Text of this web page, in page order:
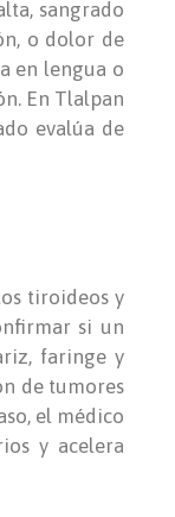
sangrado
o dolor de
en lengua o
En Tlalpan
evalúa de
tiroideos y
si un
faringe y
de tumores
el médico
y acelera